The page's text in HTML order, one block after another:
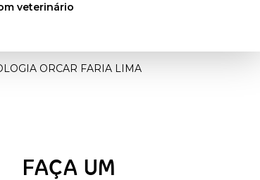
veterinário
ORCAR FARIA LIMA
FAÇA UM